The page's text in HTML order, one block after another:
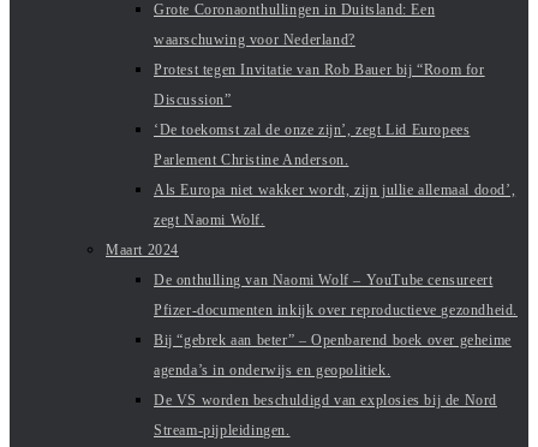
Grote Coronaonthullingen in Duitsland: Een
waarschuwing voor Nederland?
Protest tegen Invitatie van Rob Bauer bij “Room for
Discussion”
‘De toekomst zal de onze zijn’, zegt Lid Europees
Parlement Christine Anderson.
Als Europa niet wakker wordt, zijn jullie allemaal dood’,
zegt Naomi Wolf.
Maart 2024
De onthulling van Naomi Wolf – YouTube censureert
Pfizer-documenten inkijk over reproductieve gezondheid.
Bij “gebrek aan beter” – Openbarend boek over geheime
agenda’s in onderwijs en geopolitiek.
De VS worden beschuldigd van explosies bij de Nord
Stream-pijpleidingen.